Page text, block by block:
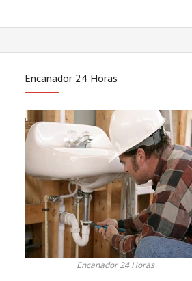
Encanador 24 Horas
Encanador 24 Horas